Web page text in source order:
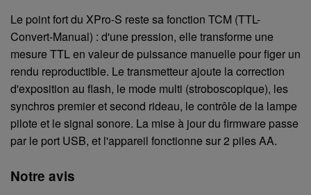
Le point fort du XPro-S reste sa fonction TCM (TTL-
Convert-Manual) : d'une pression, elle transforme une
mesure TTL en valeur de puissance manuelle pour figer un
rendu reproductible. Le transmetteur ajoute la correction
d'exposition au flash, le mode multi (stroboscopique), les
synchros premier et second rideau, le contrôle de la lampe
pilote et le signal sonore. La mise à jour du firmware passe
par le port USB, et l'appareil fonctionne sur 2 piles AA.
Notre avis